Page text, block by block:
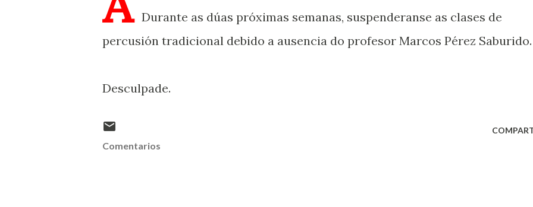
Durante as dúas próximas semanas, suspenderanse as clases de
percusión tradicional debido a ausencia do profesor Marcos Pérez Saburido.
Desculpade.
Comentarios